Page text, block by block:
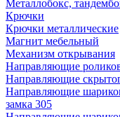
Металлобокс,
Крючки
Крючки металлические
Магнит мебельный
Механизм открывания
Направляющие
Направляющие
Направляющие
замка 305